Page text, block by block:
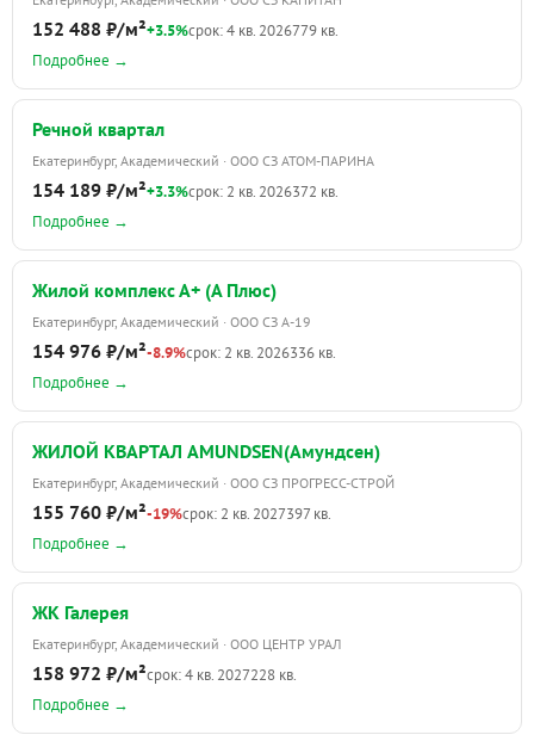
152 488 ₽/м²+3.5%срок: 4 кв. 2026779 кв.
Подробнее →
Речной квартал
Екатеринбург, Академический · ООО СЗ АТОМ-ПАРИНА
154 189 ₽/м²+3.3%срок: 2 кв. 2026372 кв.
Подробнее →
Жилой комплекс А+ (А Плюс)
Екатеринбург, Академический · ООО СЗ А-19
154 976 ₽/м²-8.9%срок: 2 кв. 2026336 кв.
Подробнее →
ЖИЛОЙ КВАРТАЛ AMUNDSEN(Амундсен)
Екатеринбург, Академический · ООО СЗ ПРОГРЕСС-СТРОЙ
155 760 ₽/м²-19%срок: 2 кв. 2027397 кв.
Подробнее →
ЖК Галерея
Екатеринбург, Академический · ООО ЦЕНТР УРАЛ
158 972 ₽/м²срок: 4 кв. 2027228 кв.
Подробнее →